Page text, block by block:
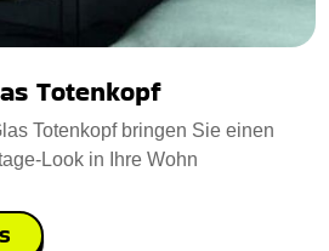
Totenkopf
Totenkopf bringen Sie einen
Look in Ihre Wohn